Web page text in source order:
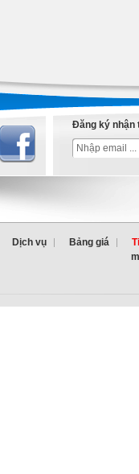
Đăng ký nhận
Dịch vụ Bảng giá